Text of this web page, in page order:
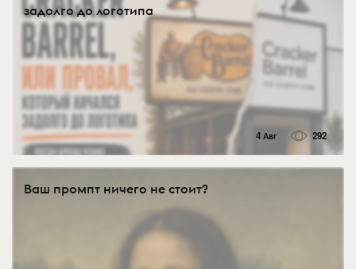
задолго до логотипа
4 Авг 292
Ваш промпт ничего не стоит?